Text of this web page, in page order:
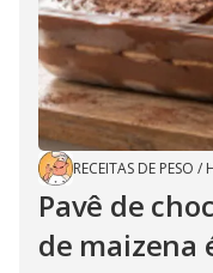
RECEITAS DE PESO /
Pavê de
de maizena